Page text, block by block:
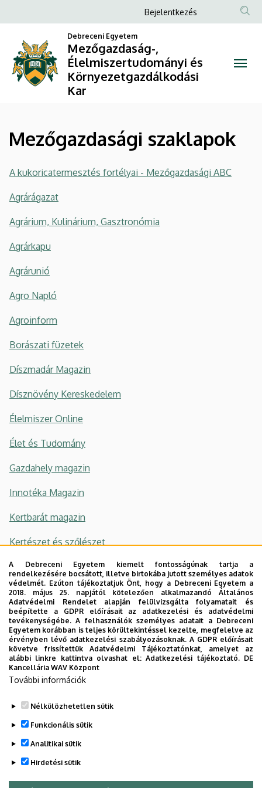
szaklapok
Mezőgazdaság-,
és
Környezetgazdálkodási
Kar
a
Anonim
fiók
menüje
Bejelentkezés
Debreceni Egyetem
Mezőgazdaság-,
Élelmiszertudományi és
Környezetgazdálkodási
Kar
Mezőgazdasági szaklapok
A kukoricatermesztés fortélyai - Mezőgazdasági ABC
Agrárágazat
Agrárium, Kulinárium, Gasztronómia
Agrárkapu
Agrárunió
Agro Napló
Agroinform
Borászati füzetek
Díszmadár Magazin
Dísznövény Kereskedelem
Élelmiszer Online
Élet és Tudomány
Gazdahely magazin
Innotéka Magazin
Kertbarát magazin
Kertészet és szőlészet
Kistermelők Lapja
Magyar Mezőgazdaság
MezőHír
ŐSTERMELŐ - Gazdálkodók Lapja
Természet Világa
Legutóbbi frissítés: 2026. 04. 07. 09:02
A Debreceni Egyetem kiemelt fontosságúnak tartja a
rendelkezésére bocsátott, illetve birtokába jutott személyes adatok
védelmét. Ezúton tájékoztatjuk Önt, hogy a Debreceni Egyetem a
2018. május 25. napjától kötelezően alkalmazandó Általános
Adatvédelmi Rendelet alapján felülvizsgálta folyamatait és
beépítette a GDPR előírásait az adatkezelési és adatvédelmi
tevékenységébe. A felhasználók személyes adatait a Debreceni
Egyetem korábban is teljes körültekintéssel kezelte, megfelelve az
érvényben lévő adatkezelési szabályozásoknak. A GDPR előírásait
követve frissítettük Adatvédelmi Tájékoztatónkat, amelyet az
alábbi linkre kattintva olvashat el:Adatkezelési tájékoztató. DE
Kancellária WAV Központ
További információk
Nélkülözhetetlen sütik
Funkcionális sütik
Analitikai sütik
Hirdetési sütik